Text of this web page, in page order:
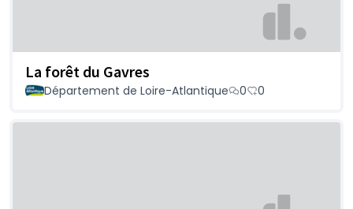
La forêt du Gavres
Département de Loire-Atlantique 0 0